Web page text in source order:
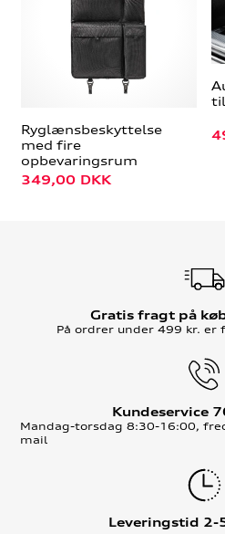
Ryglænsbeskyttelse
med fire
opbevaringsrum
349,00 DKK
Gratis fragt på
På ordrer under 499 kr.
Kundeservice
Mandag-torsdag 8:30-16:00,
mail
Leveringstid 2-